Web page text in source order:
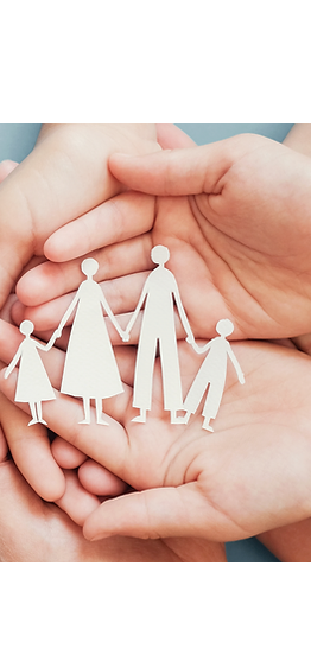
Es gibt keine
Produkte zum
Anzeigen.